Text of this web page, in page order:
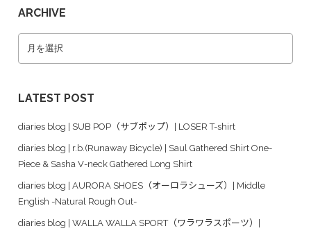
ARCHIVE
LATEST POST
diaries blog | SUB POP（サブポップ）| LOSER T-shirt
diaries blog | r.b.(Runaway Bicycle) | Saul Gathered Shirt One-
Piece & Sasha V-neck Gathered Long Shirt
diaries blog | AURORA SHOES（オーロラシューズ）| Middle
English -Natural Rough Out-
diaries blog | WALLA WALLA SPORT（ワラワラスポーツ）|